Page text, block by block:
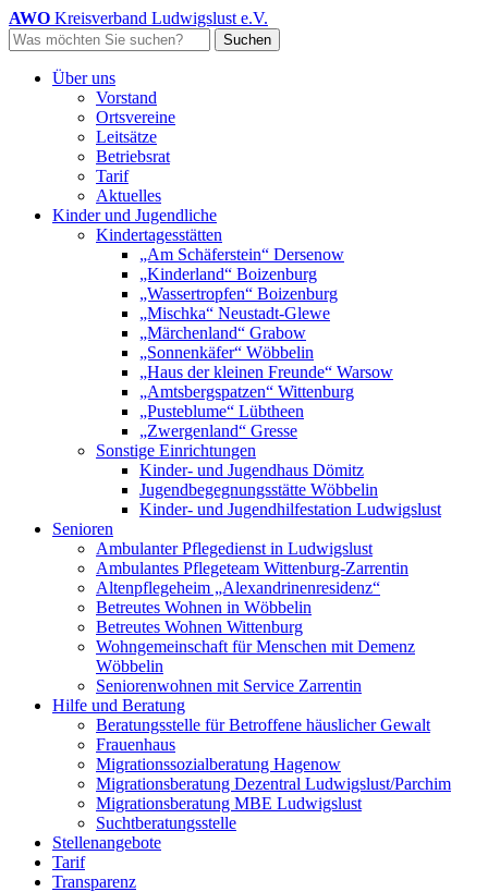
AWO Kreisverband Ludwigslust e.V.
Volltextsuche:
Suchen
Über uns
Vorstand
Ortsvereine
Leitsätze
Betriebsrat
Tarif
Aktuelles
Kinder und Jugendliche
Kindertagesstätten
„Am Schäferstein“ Dersenow
„Kinderland“ Boizenburg
„Wassertropfen“ Boizenburg
„Mischka“ Neustadt-Glewe
„Märchenland“ Grabow
„Sonnenkäfer“ Wöbbelin
„Haus der kleinen Freunde“ Warsow
„Amtsbergspatzen“ Wittenburg
„Pusteblume“ Lübtheen
„Zwergenland“ Gresse
Sonstige Einrichtungen
Kinder- und Jugendhaus Dömitz
Jugendbegegnungsstätte Wöbbelin
Kinder- und Jugendhilfestation Ludwigslust
Senioren
Ambulanter Pflegedienst in Ludwigslust
Ambulantes Pflegeteam Wittenburg-Zarrentin
Altenpflegeheim „Alexandrinenresidenz“
Betreutes Wohnen in Wöbbelin
Betreutes Wohnen Wittenburg
Wohngemeinschaft für Menschen mit Demenz
Wöbbelin
Seniorenwohnen mit Service Zarrentin
Hilfe und Beratung
Beratungsstelle für Betroffene häuslicher Gewalt
Frauenhaus
Migrationssozialberatung Hagenow
Migrationsberatung Dezentral Ludwigslust/Parchim
Migrationsberatung MBE Ludwigslust
Suchtberatungsstelle
Stellenangebote
Tarif
Transparenz